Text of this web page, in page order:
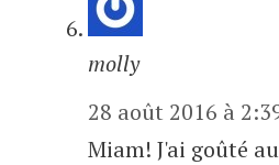
molly
28 août 2016 à
Miam! J'ai goûté